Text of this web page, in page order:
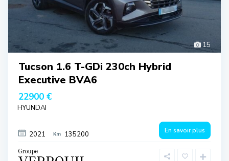
15
Tucson 1.6 T-GDi 230ch Hybrid
Executive BVA6
22900 €
HYUNDAI
2021 135200 En savoir plus